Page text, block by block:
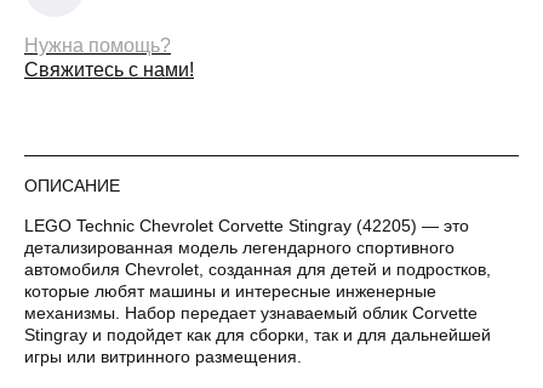
Нужна помощь?
Свяжитесь с нами!
ОПИСАНИЕ
LEGO Technic Chevrolet Corvette Stingray (42205) — это
детализированная модель легендарного спортивного
автомобиля Chevrolet, созданная для детей и подростков,
которые любят машины и интересные инженерные
механизмы. Набор передает узнаваемый облик Corvette
Stingray и подойдет как для сборки, так и для дальнейшей
игры или витринного размещения.
Оплата частями